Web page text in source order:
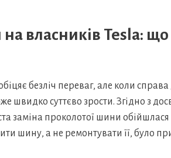
власників Tesla: що
безліч переваг, але коли
швидко суттєво зрости. Згідно з
заміна проколотої шини
шину, а не ремонтувати її, було